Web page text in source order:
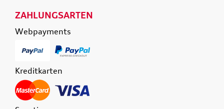
ZAHLUNGSARTEN
Webpayments
Kreditkarten